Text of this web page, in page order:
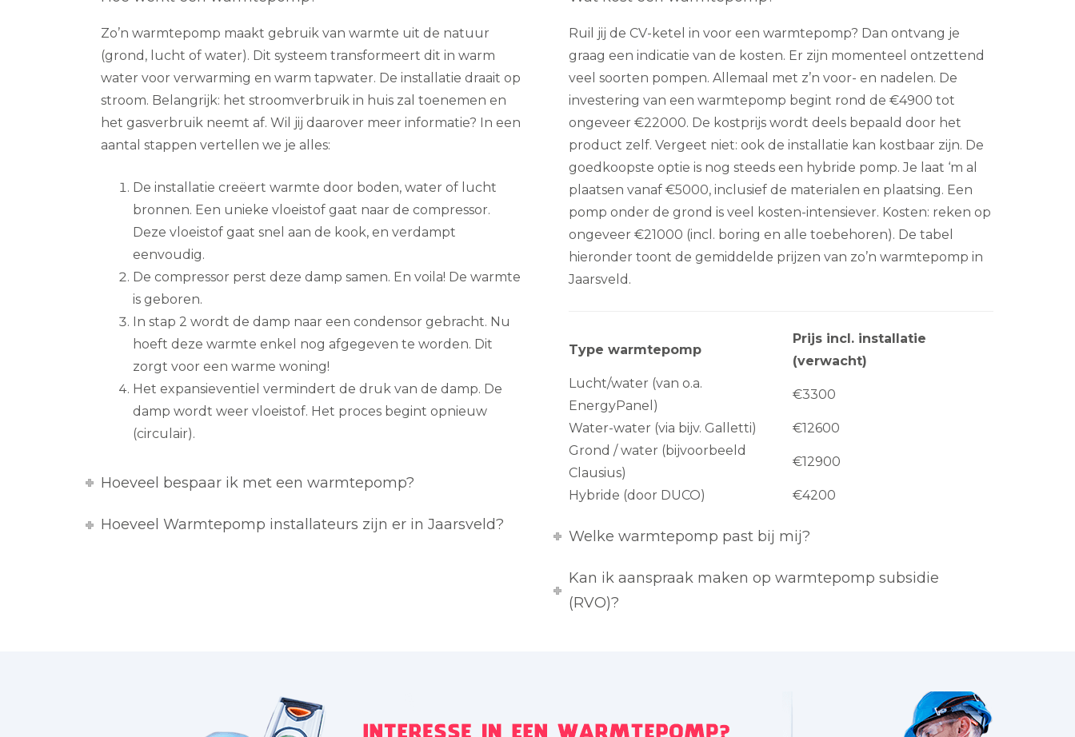
Zo’n warmtepomp maakt gebruik van warmte uit de natuur
(grond, lucht of water). Dit systeem transformeert dit in warm
water voor verwarming en warm tapwater. De installatie draait op
stroom. Belangrijk: het stroomverbruik in huis zal toenemen en
het gasverbruik neemt af. Wil jij daarover meer informatie? In een
aantal stappen vertellen we je alles:
De installatie creëert warmte door boden, water of lucht
bronnen. Een unieke vloeistof gaat naar de compressor.
Deze vloeistof gaat snel aan de kook, en verdampt
eenvoudig.
De compressor perst deze damp samen. En voila! De warmte
is geboren.
In stap 2 wordt de damp naar een condensor gebracht. Nu
hoeft deze warmte enkel nog afgegeven te worden. Dit
zorgt voor een warme woning!
Het expansieventiel vermindert de druk van de damp. De
damp wordt weer vloeistof. Het proces begint opnieuw
(circulair).
Hoeveel bespaar ik met een warmtepomp?
Hoeveel Warmtepomp installateurs zijn er in Jaarsveld?
Ruil jij de CV-ketel in voor een warmtepomp? Dan ontvang je
graag een indicatie van de kosten. Er zijn momenteel ontzettend
veel soorten pompen. Allemaal met z’n voor- en nadelen. De
investering van een warmtepomp begint rond de €4900 tot
ongeveer €22000. De kostprijs wordt deels bepaald door het
product zelf. Vergeet niet: ook de installatie kan kostbaar zijn. De
goedkoopste optie is nog steeds een hybride pomp. Je laat ‘m al
plaatsen vanaf €5000, inclusief de materialen en plaatsing. Een
pomp onder de grond is veel kosten-intensiever. Kosten: reken op
ongeveer €21000 (incl. boring en alle toebehoren). De tabel
hieronder toont de gemiddelde prijzen van zo’n warmtepomp in
Jaarsveld.
Type warmtepomp
Prijs incl. installatie
(verwacht)
Lucht/water (van o.a.
EnergyPanel)
€3300
Water-water (via bijv. Galletti)
€12600
Grond / water (bijvoorbeeld
Clausius)
€12900
Hybride (door DUCO) €4200
Welke warmtepomp past bij mij?
Kan ik aanspraak maken op warmtepomp subsidie
(RVO)?